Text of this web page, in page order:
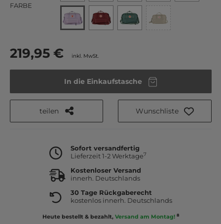
FARBE
219,95 € inkl. MwSt.
In die Einkaufstasche
teilen Wunschliste
Sofort versandfertig
Lieferzeit 1-2 Werktage7
Kostenloser Versand
innerh. Deutschlands
30 Tage Rückgaberecht
kostenlos innerh. Deutschlands
Heute bestellt & bezahlt, Versand am Montag! 8